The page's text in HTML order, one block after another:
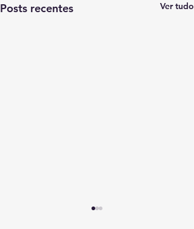
Posts recentes Ver tudo